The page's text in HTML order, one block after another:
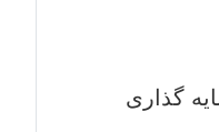
گذاری